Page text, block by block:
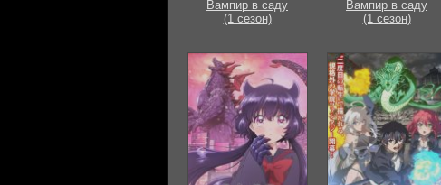
Вампир в саду
(1 сезон)
Вампир в саду
(1 сезон)